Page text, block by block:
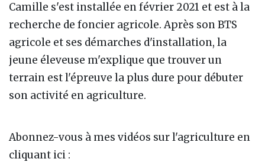
Camille s'est installée en février 2021 et est à la
recherche de foncier agricole. Après son BTS
agricole et ses démarches d'installation, la
jeune éleveuse m'explique que trouver un
terrain est l'épreuve la plus dure pour débuter
son activité en agriculture.
Abonnez-vous à mes vidéos sur l'agriculture en
cliquant ici :